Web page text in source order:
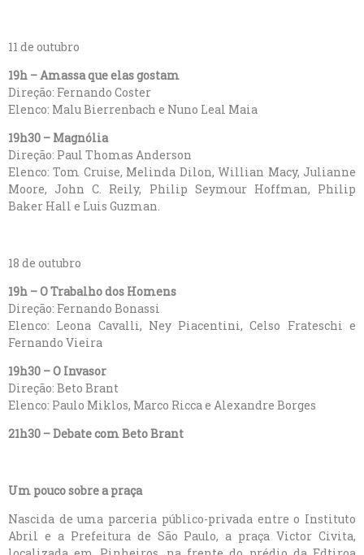
11 de outubro
19h – Amassa que elas gostam
Direção: Fernando Coster
Elenco: Malu Bierrenbach e Nuno Leal Maia
19h30 – Magnólia
Direção: Paul Thomas Anderson
Elenco: Tom Cruise, Melinda Dilon, Willian Macy, Julianne
Moore, John C. Reily, Philip Seymour Hoffman, Philip
Baker Hall e Luis Guzman.
18 de outubro
19h – O Trabalho dos Homens
Direção: Fernando Bonassi
Elenco: Leona Cavalli, Ney Piacentini, Celso Frateschi e
Fernando Vieira
19h30 – O Invasor
Direção: Beto Brant
Elenco: Paulo Miklos, Marco Ricca e Alexandre Borges
21h30 – Debate com Beto Brant
Um pouco sobre a praça
Nascida de uma parceria público-privada entre o Instituto
Abril e a Prefeitura de São Paulo, a praça Victor Civita,